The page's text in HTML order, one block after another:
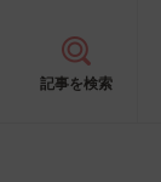
記事を検索